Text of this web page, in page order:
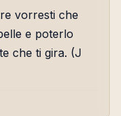
vorresti che
e poterlo
che ti gira. (J